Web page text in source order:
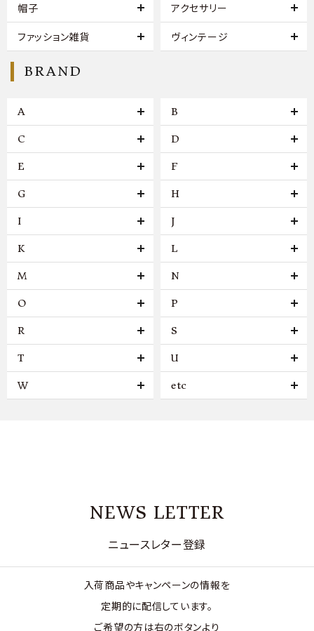
帽子 アクセサリー
ファッション雑貨 ヴィンテージ
BRAND
A B
C D
E F
G H
I J
K L
M N
O P
R S
T U
W etc
NEWS LETTER
ニュースレター登録
入荷商品やキャンペーンの情報を
定期的に配信しています。
ご希望の方は右のボタンより